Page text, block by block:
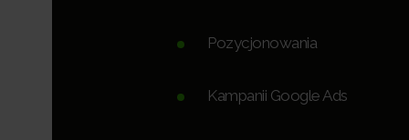
Pozycjonowania
Kampanii Google Ads